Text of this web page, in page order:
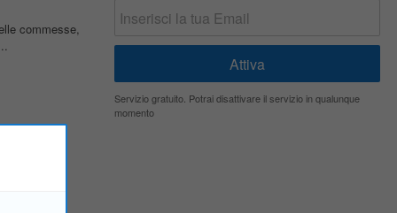
commesse,
impianti
Servizio gratuito. Potrai disattivare il servizio in qualunque
momento